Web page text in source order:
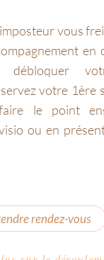
vous
en
votre 1ère
le point
ou en
rendez-vous